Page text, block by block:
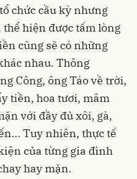
chức cầu kỳ nhưng
hiện được tấm lòng
cũng sẽ có những
nhau. Thông
Công, ông Táo về trời,
tiền, hoa tươi, mâm
với đầy đủ xôi, gà,
Tuy nhiên, thực tế
của từng gia đình
hay mặn.